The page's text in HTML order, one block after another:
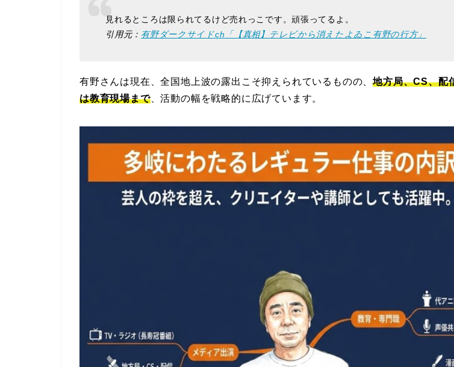
見れるところは限られてるけど売れっこです。頑張ってるよ。
引用元： 有野ダークサイドch「【真相】テレビから消えたよゐこ有野の行方」
有野さんは現在、全国地上波の露出こそ抑えられているものの、地方局、CS、配
は教育現場まで、活動の幅を戦略的に広げています。